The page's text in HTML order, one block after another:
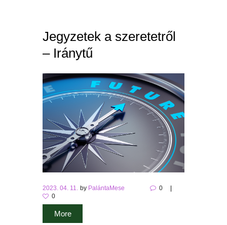
Jegyzetek a szeretetről
– Iránytű
2023. 04. 11. by PalántaMese
0
0
More